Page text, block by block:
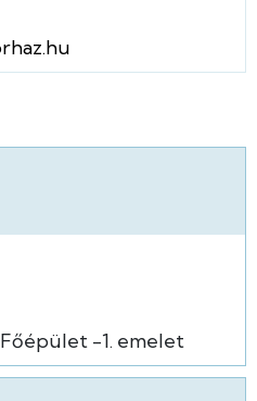
Főépület -1. emelet